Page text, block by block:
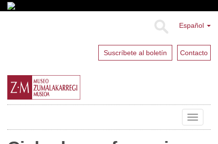
Español
Suscríbete al boletín Contacto
Toggle